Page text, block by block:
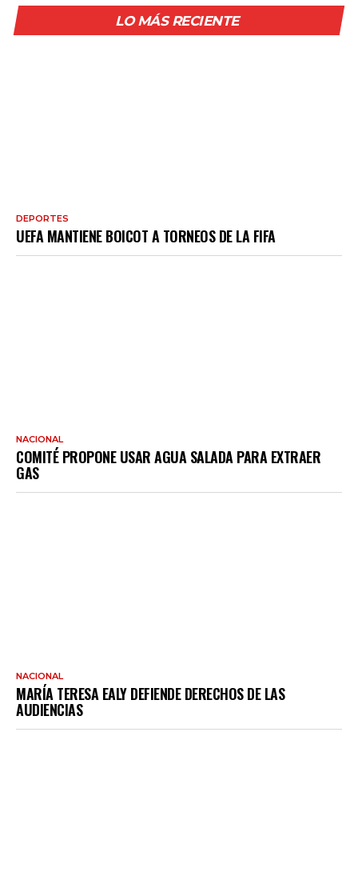
LO MÁS RECIENTE
DEPORTES
UEFA MANTIENE BOICOT A TORNEOS DE LA FIFA
NACIONAL
COMITÉ PROPONE USAR AGUA SALADA PARA EXTRAER
GAS
NACIONAL
MARÍA TERESA EALY DEFIENDE DERECHOS DE LAS
AUDIENCIAS